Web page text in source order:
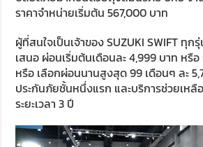
ราคาจำหน่ายเริ่มต้น 567,000 บาท
ผู้ที่สนใจเป็นเจ้าของ SUZUKI SWIFT ทุก
เสนอ ผ่อนเริ่มต้นเดือนละ 4,999 บาท หรื
หรือ เลือกผ่อนนานสูงสุด 99 เดือนๆ ละ
ประกันภัยชั้นหนึ่งแรก และบริการช่วยเหลื
ระยะเวลา 3 ปี